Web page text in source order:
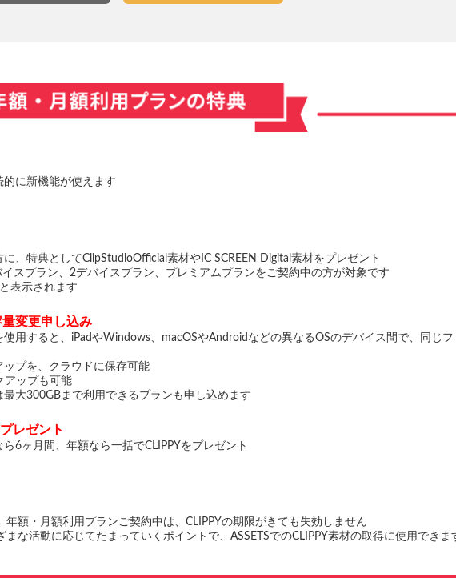
に新機能が使えます
、特典としてClipStudioOfficial素材やIC SCREEN Digital素材をプレゼント
イスプラン、2デバイスプラン、プレミアムプランをご契約中の方が対象です
表示されます
変更申し込み
用すると、iPadやWindows、macOSやAndroidなどの異なるOSのデバイス間で、同じフ
プを、クラウドに保存可能
アップも可能
大300GBまで利用できるプランも申し込めます
レゼント
6ヶ月間、年額なら一括でCLIPPYをプレゼント
年額・月額利用プランご契約中は、CLIPPYの期限がきても失効しません
まな活動に応じてたまっていくポイントで、ASSETSでのCLIPPY素材の取得に使用できま